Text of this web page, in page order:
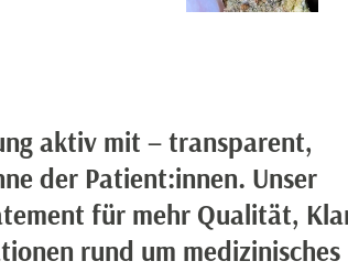
aktiv mit – transparent,
der Patient:innen. Unser
für mehr Qualität,
rund um medizinisches